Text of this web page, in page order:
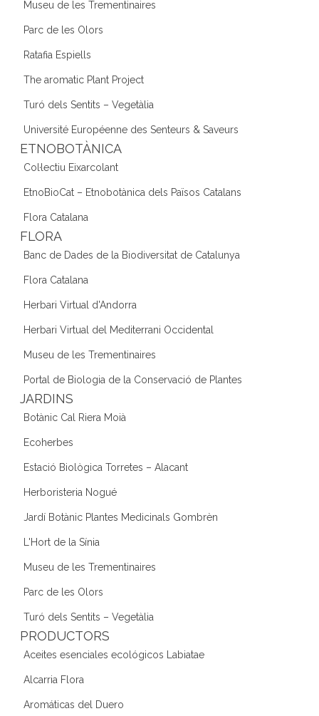
Museu de les Trementinaires
Parc de les Olors
Ratafia Espiells
The aromatic Plant Project
Turó dels Sentits – Vegetàlia
Université Européenne des Senteurs & Saveurs
ETNOBOTÀNICA
Col·lectiu Eixarcolant
EtnoBioCat – Etnobotànica dels Països Catalans
Flora Catalana
FLORA
Banc de Dades de la Biodiversitat de Catalunya
Flora Catalana
Herbari Virtual d'Andorra
Herbari Virtual del Mediterrani Occidental
Museu de les Trementinaires
Portal de Biologia de la Conservació de Plantes
JARDINS
Botànic Cal Riera Moià
Ecoherbes
Estació Biològica Torretes – Alacant
Herboristeria Nogué
Jardí Botànic Plantes Medicinals Gombrèn
L'Hort de la Sínia
Museu de les Trementinaires
Parc de les Olors
Turó dels Sentits – Vegetàlia
PRODUCTORS
Aceites esenciales ecológicos Labiatae
Alcarria Flora
Aromáticas del Duero